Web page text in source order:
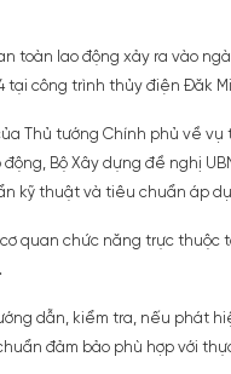
toàn lao động xảy ra vào
tại công trình thủy điện Đăk
Thủ tướng Chính phủ về
Bộ Xây dựng đề nghị
kỹ thuật và tiêu chuẩn áp
quan chức năng trực
dẫn, kiểm tra, nếu phát
đảm bảo phù hợp với